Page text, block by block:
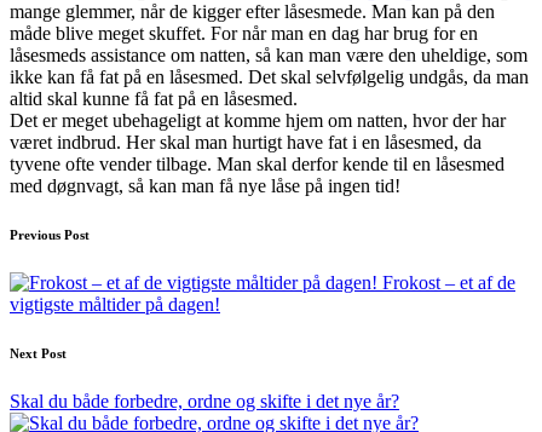
mange glemmer, når de kigger efter låsesmede. Man kan på den
måde blive meget skuffet. For når man en dag har brug for en
låsesmeds assistance om natten, så kan man være den uheldige, som
ikke kan få fat på en låsesmed. Det skal selvfølgelig undgås, da man
altid skal kunne få fat på en låsesmed.
Det er meget ubehageligt at komme hjem om natten, hvor der har
været indbrud. Her skal man hurtigt have fat i en låsesmed, da
tyvene ofte vender tilbage. Man skal derfor kende til en låsesmed
med døgnvagt, så kan man få nye låse på ingen tid!
Post
navigation
Previous Post
Frokost – et af de
vigtigste måltider på dagen!
Next Post
Skal du både forbedre, ordne og skifte i det nye år?